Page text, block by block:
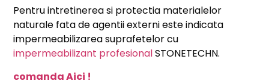
Pentru intretinerea si protectia materialelor
naturale fata de agentii externi este indicata
impermeabilizarea suprafetelor cu
impermeabilizant profesionalSTONETECHN.
comanda Aici !